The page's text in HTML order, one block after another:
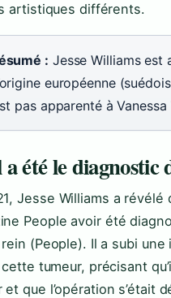
artistiques différents.
: Jesse Williams est
européenne
pas apparenté à
été le diagnostic
Jesse Williams a
People avoir été
(People). Il a subi
tumeur, précisant
et que l’opération s’était